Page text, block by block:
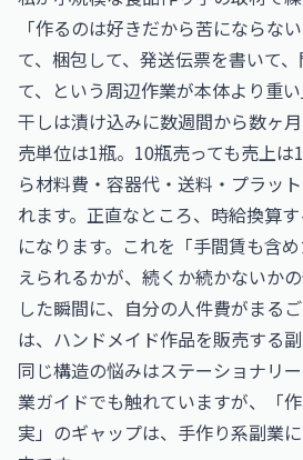
「作るのは好きだから苦にならな
て、梱包して、発送伝票を書いて
て、という周辺作業が本体より重
干しは漬け込みに数週間から数ヶ
売単位は1瓶。10瓶売っても売上
ら材料費・容器代・送料・プラッ
れます。正直なところ、時給換算
になります。これを「手間賃も含
えられるかが、続くか続かないか
した瞬間に、自分の人件費がまる
は、ハンドメイド作品を販売する副
同じ構造の悩みはステーショナリ
業ガイドでも触れていますが、「
実」のギャップは、手作り系副業